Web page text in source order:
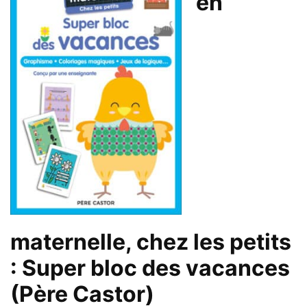
maternelle, chez les petits
: Super bloc des vacances
(Père Castor)